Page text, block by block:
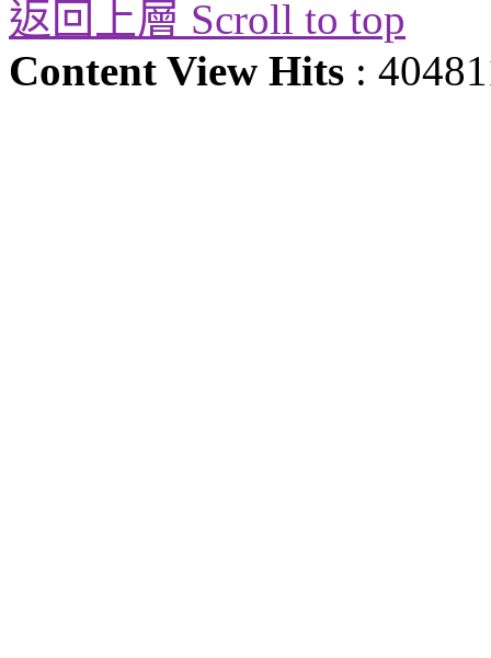
返回上層 Scroll to top
Content View Hits :